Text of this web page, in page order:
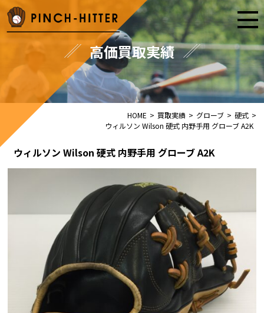
高価買取実績
HOME > 買取実績 > グローブ > 硬式 >
ウィルソン Wilson 硬式 内野手用 グローブ A2K
ウィルソン Wilson 硬式 内野手用 グローブ A2K